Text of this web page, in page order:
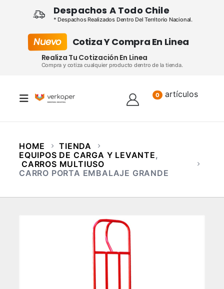
Despachos A Todo Chile
* Despachos Realizados Dentro Del Territorio Nacional.
Nuevo Cotiza Y Compra En Linea
Realiza Tu Cotización En Linea
Compra y cotiza cualquier producto dentro de la tienda.
0 artículos
HOME
TIENDA
EQUIPOS DE CARGA Y LEVANTE,
CARROS MULTIUSO
CARRO PORTA EMBALAJE GRANDE